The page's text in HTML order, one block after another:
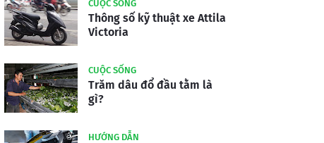
CUỘC SỐNG
Thông số kỹ thuật xe Attila
Victoria
CUỘC SỐNG
Trăm dâu đổ đầu tằm là
gì?
HƯỚNG DẪN